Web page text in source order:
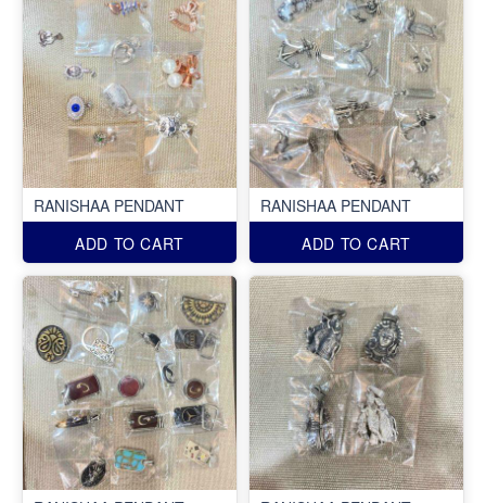
RANISHAA PENDANT
ADD TO CART
RANISHAA PENDANT
ADD TO CART